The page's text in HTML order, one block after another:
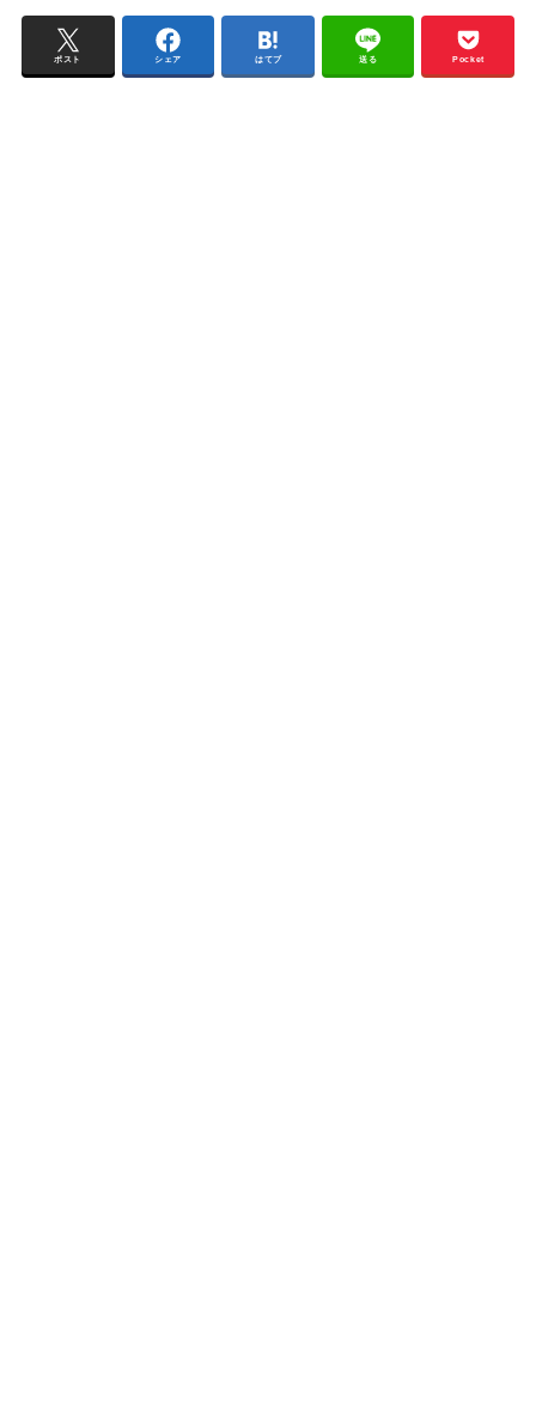
ポスト シェア はてブ 送る Pocket